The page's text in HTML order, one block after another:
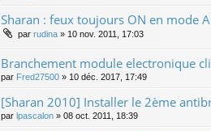
Sharan : feux toujours ON en mode
par rudina » 10 nov. 2011, 17:03
Branchement module electronique
par Fred27500 » 10 déc. 2017, 17:49
[Sharan 2010] Installer le 2ème
par lpascalon » 08 oct. 2011, 18:39